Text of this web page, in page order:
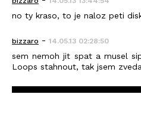
no ty kraso, to je naloz peti
bizzaro - 14.05.13 02:28:50
sem nemoh jit spat a musel
Loops stahnout, tak jsem